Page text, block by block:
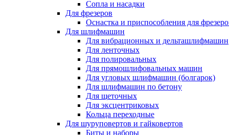
Сопла и насадки
Для фрезеров
Оснастка и приспособления для
Для шлифмашин
Для вибрационных и дельташлифмашин
Для ленточных
Для полировальных
Для прямошлифовальных машин
Для угловых шлифмашин (болгарок)
Для шлифмашин по бетону
Для щеточных
Для эксцентриковых
Кольца переходные
Для шуруповертов и гайковертов
Биты и наборы